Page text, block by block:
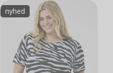
KClizzy
-
Pullover
Zebramønster
nyhed